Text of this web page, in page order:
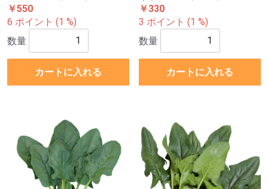
￥550
6 ポイント (1 %)
数量
カートに入れる
￥330
3 ポイント (1 %)
数量
カートに入れる